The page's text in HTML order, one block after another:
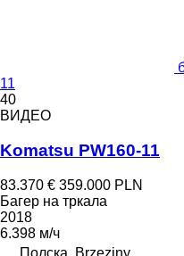
11
40
ВИДЕО
Komatsu PW160-11
83.370 € 359.000 PLN
Багер на тркала
2018
6.398 м/ч
Полска, Brzeziny